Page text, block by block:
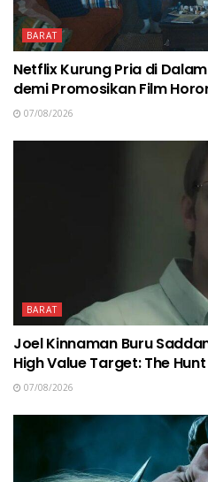
BARAT
Netflix Kurung Pria di
demi Promosikan Film
07/08/2026
BARAT
Joel Kinnaman Buru
High Value Target: The
07/08/2026